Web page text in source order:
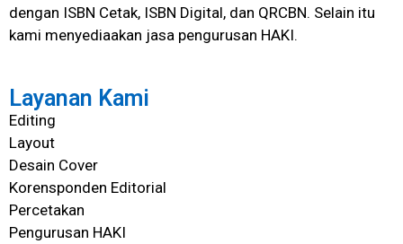
dengan ISBN Cetak, ISBN Digital, dan QRCBN. Selain itu
kami menyediaakan jasa pengurusan HAKI.
Layanan Kami
Editing
Layout
Desain Cover
Korensponden Editorial
Percetakan
Pengurusan HAKI